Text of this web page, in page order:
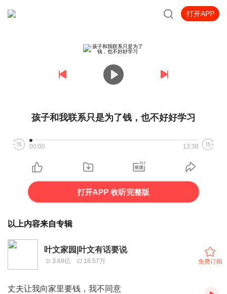
打开APP
孩子和我联系只是为了钱，也不好好学习
00:00 13:38
打开APP 收听完整版
以上内容来自专辑
叶文家园|叶文有话要说
3.69亿 18.57万 免费订阅
丈夫让我向家里要钱，我不同意